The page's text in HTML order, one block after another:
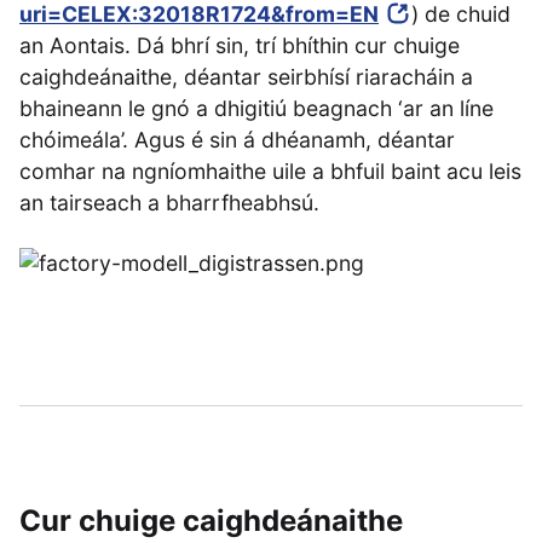
uri=CELEX:32018R1724&from=EN
) de chuid
an Aontais. Dá bhrí sin, trí bhíthin cur chuige
caighdeánaithe, déantar seirbhísí riaracháin a
bhaineann le gnó a dhigitiú beagnach ‘ar an líne
chóimeála’. Agus é sin á dhéanamh, déantar
comhar na ngníomhaithe uile a bhfuil baint acu leis
an tairseach a bharrfheabhsú.
Cur chuige caighdeánaithe